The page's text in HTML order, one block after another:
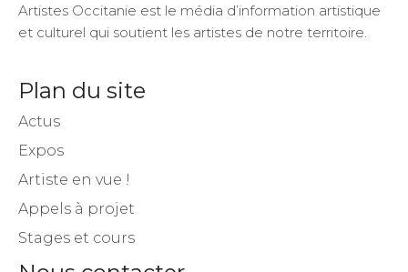
Artistes Occitanie est le média d’information artistique
et culturel qui soutient les artistes de notre territoire.
Plan du site
Actus
Expos
Artiste en vue !
Appels à projet
Stages et cours